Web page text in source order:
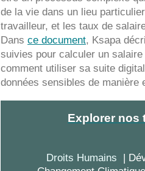
de la vie dans un lieu
travailleur, et les taux de
Dans ce document, Ksapa
suivies pour calculer un
comment utiliser sa suite
données sensibles de manière
Explorer nos
Droits Humains |